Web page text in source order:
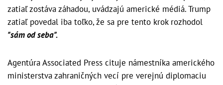
zatiaľ zostáva záhadou, uvádzajú americké médiá. Trump
zatiaľ povedal iba toľko, že sa pre tento krok rozhodol
"sám od seba".
Agentúra Associated Press cituje námestníka amerického
ministerstva zahraničných vecí pre verejnú diplomaciu